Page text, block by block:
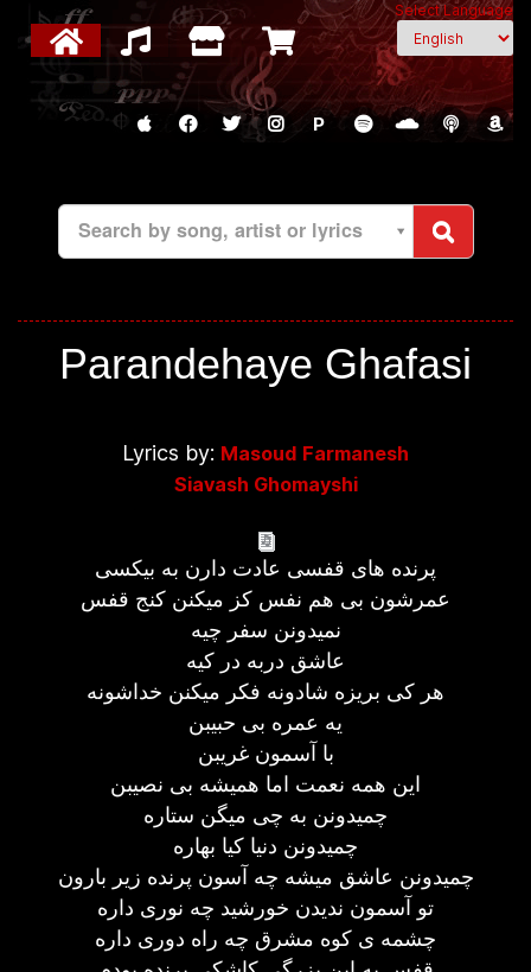
Select Language
P
Search by song, artist or lyrics
Parandehaye Ghafasi
Lyrics by: Masoud Farmanesh
Siavash Ghomayshi
پرنده های قفسی عادت دارن به بیکسی
عمرشون بی هم نفس کز میکنن کنج قفس
نمیدونن سفر چیه
عاشق دربه در کیه
هر کی بریزه شادونه فکر میکنن خداشونه
یه عمره بی حبیبن
با آسمون غریبن
این همه نعمت اما همیشه بی نصیبن
چمیدونن به چی میگن ستاره
چمیدونن دنیا کیا بهاره
چمیدونن عاشق میشه چه آسون پرنده زیر بارون
تو آسمون ندیدن خورشید چه نوری داره
چشمه ی کوه مشرق چه راه دوری داره